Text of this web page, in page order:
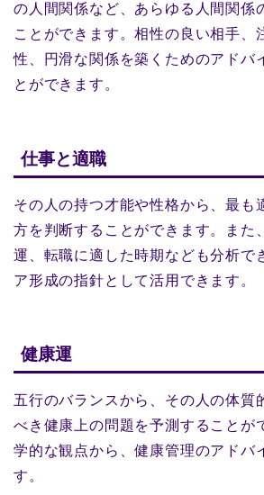
の人間関係など、あらゆる人間関係
ことができます。相性の良い相手、
性、円滑な関係を築くためのアドバ
とができます。
仕事と適職
その人の持つ才能や性格から、最も
方を判断することができます。また
運、転職に適した時期なども分析で
ア形成の指針として活用できます。
健康運
五行のバランスから、その人の体質
べき健康上の問題を予測することが
学的な観点から、健康管理のアドバ
す。